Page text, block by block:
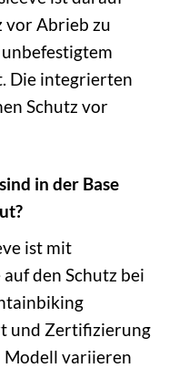
vor Abrieb zu
Die integrierten
Schutz vor
in der Base
ist mit
den Schutz bei
und Zertifizierung
Modell variieren